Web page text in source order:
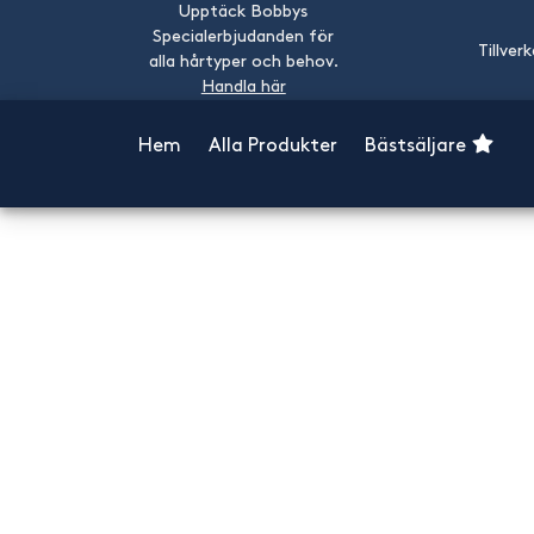
Upptäck Bobbys
Specialerbjudanden för
alla hårtyper och behov.
Handla här
Hem Alla Produkter Bästsäljare